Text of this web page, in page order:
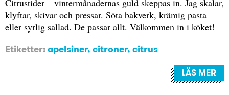
Citrustider – vintermånadernas guld skeppas in. Jag skalar,
klyftar, skivar och pressar. Söta bakverk, krämig pasta
eller syrlig sallad. De passar allt. Välkommen in i köket!
Etiketter:apelsiner, citroner, citrus
LÄS MER